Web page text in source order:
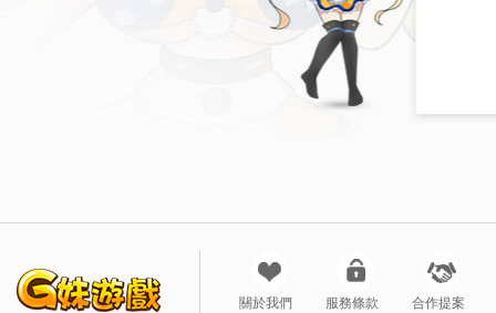
關於我們 服務條款 合作提案